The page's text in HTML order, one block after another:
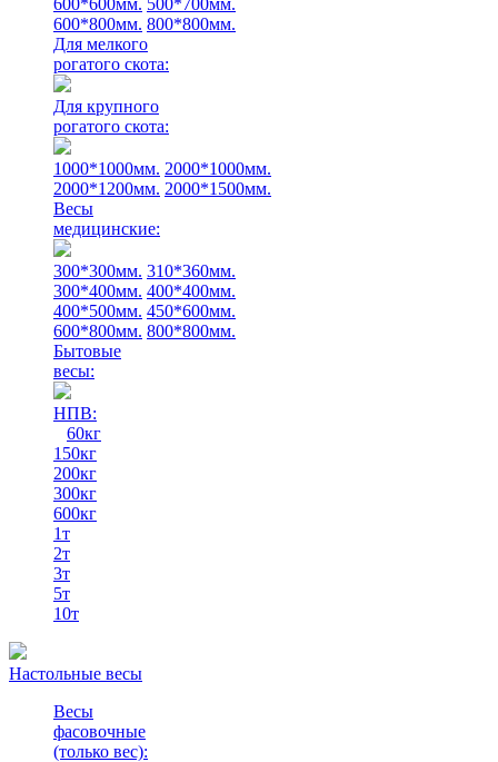
600*600мм. 500*700мм.
600*800мм. 800*800мм.
Для мелкого
рогатого скота:
Для крупного
рогатого скота:
1000*1000мм. 2000*1000мм.
2000*1200мм. 2000*1500мм.
Весы
медицинские:
300*300мм. 310*360мм.
300*400мм. 400*400мм.
400*500мм. 450*600мм.
600*800мм. 800*800мм.
Бытовые
весы:
НПВ:
60кг
150кг
200кг
300кг
600кг
1т
2т
3т
5т
10т
Настольные весы
Весы
фасовочные
(только вес):